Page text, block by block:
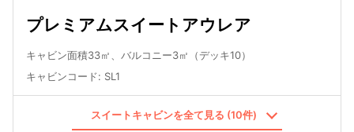
プレミアムスイートアウレア
キャビン面積33㎡、バルコニー3㎡（デッキ10）
キャビンコード: SL1
スイートキャビンを全て見る (10件)